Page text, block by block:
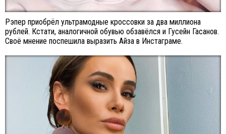
Рэпер приобрёл ультрамодные кроссовки за два миллиона
рублей. Кстати, аналогичной обувью обзавёлся и Гусейн Гасанов.
Своё мнение поспешила выразить Айза в Инстаграме.